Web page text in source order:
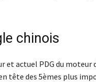
chinois
et actuel PDG du moteur
tête des 5èmes plus